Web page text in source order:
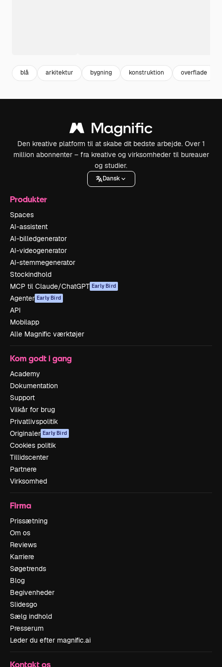
blå arkitektur bygning konstruktion overflade
Den kreative platform til at skabe dit bedste arbejde. Over 1
million abonnenter – fra kreative og virksomheder til bureauer
og studier.
Dansk
Produkter
Spaces
AI-assistent
AI-billedgenerator
AI-videogenerator
AI-stemmegenerator
Stockindhold
MCP til Claude/ChatGPT Early Bird
Agenter Early Bird
API
Mobilapp
Alle Magnific værktøjer
Kom godt i gang
Academy
Dokumentation
Support
Vilkår for brug
Privatlivspolitik
Originaler Early Bird
Cookies politik
Tillidscenter
Partnere
Virksomhed
Firma
Prissætning
Om os
Reviews
Karriere
Søgetrends
Blog
Begivenheder
Slidesgo
Sælg indhold
Presserum
Leder du efter magnific.ai
Kontakt os